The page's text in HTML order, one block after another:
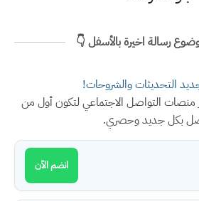
رسالة اخيرة بالأسفل 👇
التحديثات والشروحات!
منصات التواصل الاجتماعي لتكون أول من
بكل جديد وحصري.
انضم الآن